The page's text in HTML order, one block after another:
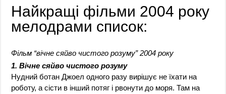
Найкращі фільми 2004 року
мелодрами список:
Фільм “вічне сяйво чистого розуму” 2004 року
1. Вічне сяйво чистого розуму
Нудний ботан Джоел одного разу вирішує не їхати на
роботу, а сісти в інший потяг і рвонути до моря. Там на